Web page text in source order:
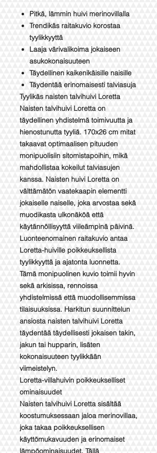
Pitkä, lämmin huivi merinovillalla
Trendikäs raitakuvio korostaa
tyylikkyyttä
Laaja värivalikoima jokaiseen
asukokonaisuuteen
Täydellinen kaikenikäisille naisille
Täydentää erinomaisesti talviasuja
Tyylikäs naisten talvihuivi Loretta
Naisten talvihuivi Loretta on
täydellinen yhdistelmä toimivuutta ja
hienostunutta tyyliä. 170x26 cm mitat
takaavat optimaalisen pituuden
monipuolisiin sitomistapoihin, mikä
mahdollistaa kokeilut talviasujen
kanssa. Naisten huivi Loretta on
välttämätön vaatekaapin elementti
jokaiselle naiselle, joka arvostaa sekä
muodikasta ulkonäköä että
käytännöllisyyttä viileämpinä päivinä.
Luonteenomainen raitakuvio antaa
Loretta-huiville poikkeuksellista
tyylikkyyttä ja ajatonta luonnetta.
Tämä monipuolinen kuvio toimii hyvin
sekä arkisissa, rennoissa
yhdistelmissä että muodollisemmissa
tilaisuuksissa. Harkitun suunnittelun
ansiosta naisten talvihuivi Loretta
täydentää täydellisesti jokaisen takin,
jakun tai hupparin, lisäten
kokonaisuuteen tyylikkään
viimeistelyn.
Loretta-villahuivin poikkeukselliset
ominaisuudet
Naisten talvihuivi Loretta sisältää
koostumuksessaan jaloa merinovillaa,
joka takaa poikkeuksellisen
käyttömukavuuden ja erinomaiset
lämpöominaisuudet. Tällä